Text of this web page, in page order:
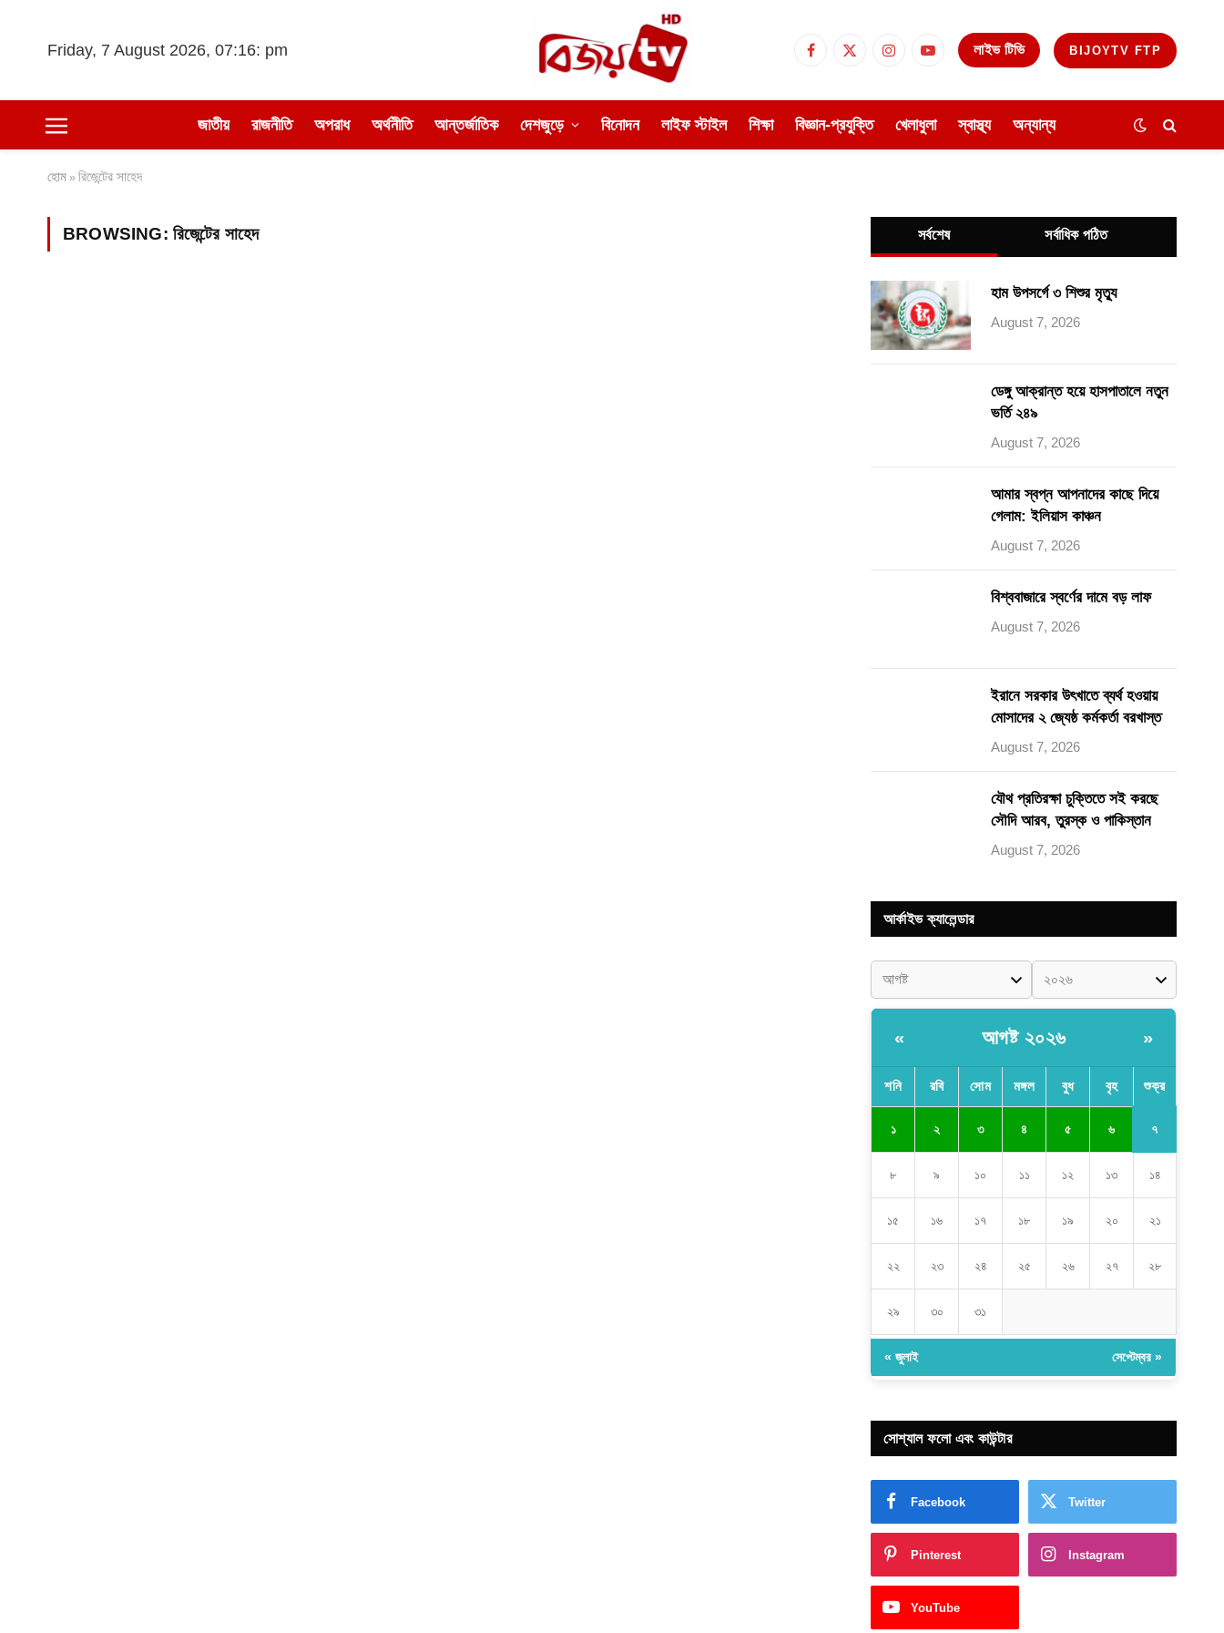
Friday, 7 August 2026, 07:16: pm Facebook
X
InstagramYouTube
লাইভ টিভি BIJOYTV FTP
জাতীয় রাজনীতি অপরাধ অর্থনীতি আন্তর্জাতিক দেশজুড়ে বিনোদন লাইফ স্টাইল শিক্ষা বিজ্ঞান-প্রযুক্তি খেলাধুলা স্বাস্থ্য অন্যান্য
হোম » রিজেন্টের সাহেদ
BROWSING: রিজেন্টের সাহেদ সর্বশেষ সর্বাধিক পঠিত
হাম উপসর্গে ৩ শিশুর মৃত্যু
August 7, 2026
ডেঙ্গু আক্রান্ত হয়ে হাসপাতালে নতুন
ভর্তি ২৪৯
August 7, 2026
আমার স্বপ্ন আপনাদের কাছে দিয়ে
গেলাম: ইলিয়াস কাঞ্চন
August 7, 2026
বিশ্ববাজারে স্বর্ণের দামে বড় লাফ
August 7, 2026
ইরানে সরকার উৎখাতে ব্যর্থ হওয়ায়
মোসাদের ২ জ্যেষ্ঠ কর্মকর্তা বরখাস্ত
August 7, 2026
যৌথ প্রতিরক্ষা চুক্তিতে সই করছে
সৌদি আরব, তুরস্ক ও পাকিস্তান
August 7, 2026
আর্কাইভ ক্যালেন্ডার
« আগষ্ট ২০২৬ »
শনি রবি সোম মঙ্গল বুধ বৃহ শুক্র
১ ২ ৩ ৪ ৫ ৬ ৭
৮ ৯ ১০ ১১ ১২ ১৩ ১৪
১৫ ১৬ ১৭ ১৮ ১৯ ২০ ২১
২২ ২৩ ২৪ ২৫ ২৬ ২৭ ২৮
২৯ ৩০ ৩১
« জুলাই সেপ্টেম্বর »
সোশ্যাল ফলো এবং কাউন্টার
Facebook Twitter
Pinterest Instagram
YouTube